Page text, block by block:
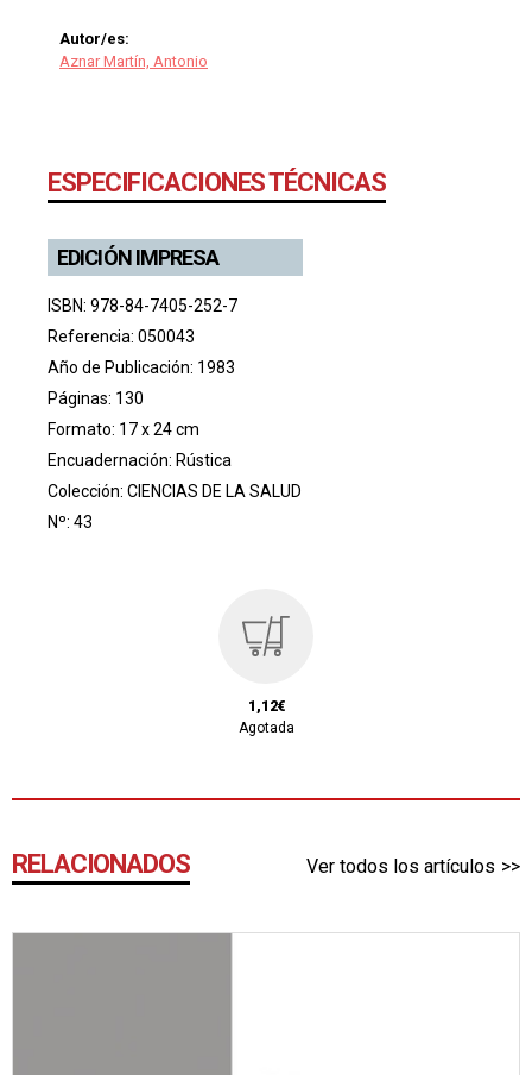
Autor/es:
Aznar Martín, Antonio
ESPECIFICACIONES TÉCNICAS
EDICIÓN IMPRESA
ISBN: 978-84-7405-252-7
Referencia: 050043
Año de Publicación: 1983
Páginas: 130
Formato: 17 x 24 cm
Encuadernación: Rústica
Colección: CIENCIAS DE LA SALUD
Nº: 43
1,12€
Agotada
RELACIONADOS Ver todos los artículos